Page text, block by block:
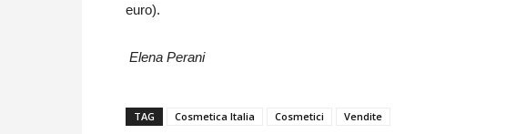
euro).
Elena Perani
TAG Cosmetica Italia Cosmetici Vendite